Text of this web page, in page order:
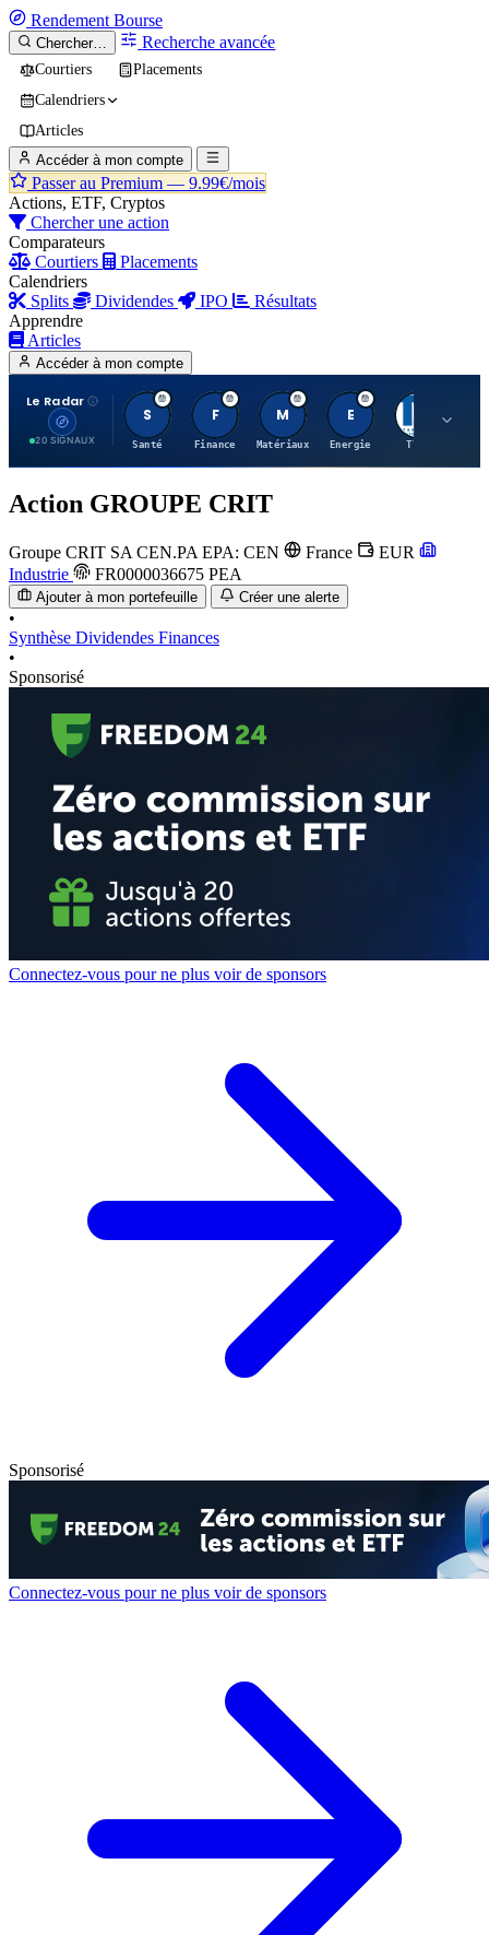
Rendement Bourse
Chercher… Recherche avancée
Courtiers
Placements
Calendriers
Articles
Accéder à mon compte
Passer au Premium — 9.99€/mois
Actions, ETF, Cryptos
Chercher une action
Comparateurs
Courtiers
Placements
Calendriers
Splits
Dividendes IPO
Résultats
Apprendre
Articles
Accéder à mon compte
Le Radar
20 SIGNAUX
S
Santé
F
Finance
M
Matériaux
E
Energie TTWO
Action GROUPE CRIT
Groupe CRIT SA CEN.PA EPA: CEN France
EUR
Industrie
FR0000036675 PEA
Ajouter à mon portefeuille Créer une alerte
•
Synthèse Dividendes Finances
•
Sponsorisé
Connectez-vous pour ne plus voir de sponsors
Sponsorisé
Connectez-vous pour ne plus voir de sponsors